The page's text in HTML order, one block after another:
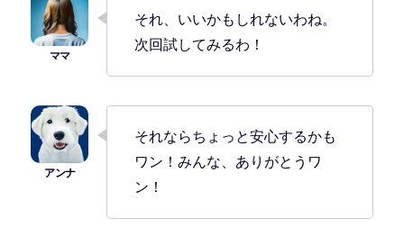
それ、いいかもしれないわね。
次回試してみるわ！
それならちょっと安心するかも
ワン！みんな、ありがとうワ
ン！